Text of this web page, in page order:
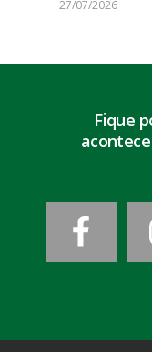
27/07/2026
Fique